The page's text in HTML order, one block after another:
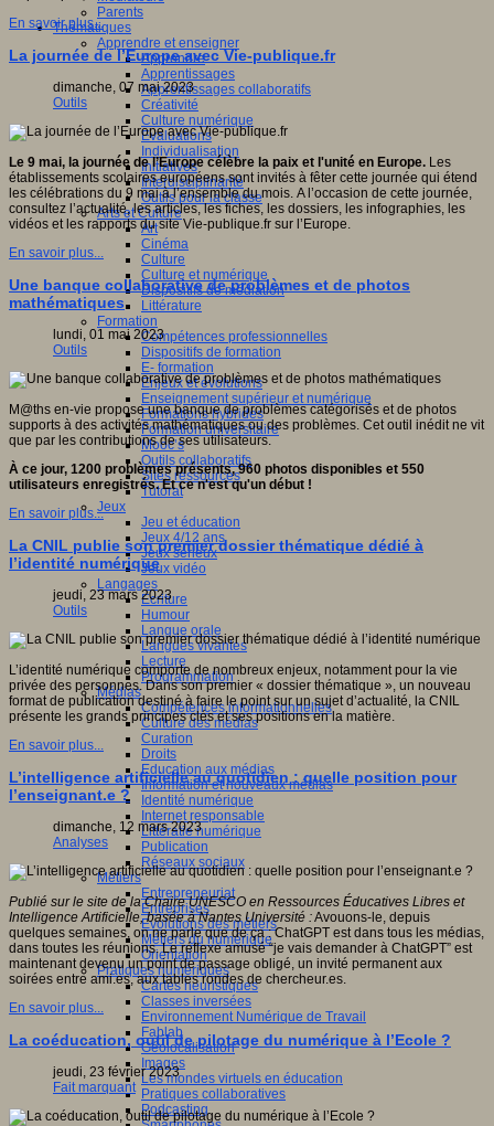
Parents
Thématiques
Apprendre et enseigner
Apprendre
Apprentissages
Apprentissages collaboratifs
Créativité
Culture numérique
Evaluations
Individualisation
Initiatives
Interdisciplinarité
Outils pour la classe
Arts et Culture
Art
Cinéma
Culture
Culture et numérique
Dispositifs de médiation
Littérature
Formation
Compétences professionnelles
Dispositifs de formation
E- formation
Enjeux et évolutions
Enseignement supérieur et numérique
Formations hybrides
Formation universitaire
Mooc’s
Outils collaboratifs
Sites ressources
Tutorat
Jeux
Jeu et éducation
Jeux 4/12 ans
Jeux sérieux
Jeux vidéo
Langages
Ecriture
Humour
Langue orale
Langues vivantes
Lecture
Programmation
Médias
Compétences informationnelles
Culture des médias
Curation
Droits
Education aux médias
Information et nouveaux médias
Identité numérique
Internet responsable
Littératie numérique
Publication
Réseaux sociaux
Métiers
Entrepreneuriat
Entreprises
Evolutions des métiers
Métiers du numérique
Orientation
Pratiques numériques
Cartes heuristiques
Classes inversées
Environnement Numérique de Travail
Fablab
Géolocalisation
Images
Les mondes virtuels en éducation
Pratiques collaboratives
Podcasting
En savoir plus...
La journée de l’Europe avec Vie-publique.fr
dimanche, 07 mai 2023
Outils
Le 9 mai, la journée de l’Europe célèbre la paix et l'unité en Europe. Les
établissements scolaires européens sont invités à fêter cette journée qui étend
les célébrations du 9 mai à l’ensemble du mois. A l’occasion de cette journée,
consultez l’actualité, les articles, les fiches, les dossiers, les infographies, les
vidéos et les rapports du site Vie-publique.fr sur l’Europe.
En savoir plus...
Une banque collaborative de problèmes et de photos
mathématiques
lundi, 01 mai 2023
Outils
M@ths en-vie propose une banque de problèmes catégorisés et de photos
supports à des activités mathématiques ou des problèmes. Cet outil inédit ne vit
que par les contributions de ses utilisateurs.
À ce jour, 1200 problèmes présents, 960 photos disponibles et 550
utilisateurs enregistrés. Et ce n'est qu'un début !
En savoir plus...
La CNIL publie son premier dossier thématique dédié à
l’identité numérique
jeudi, 23 mars 2023
Outils
L’identité numérique comporte de nombreux enjeux, notamment pour la vie
privée des personnes. Dans son premier « dossier thématique », un nouveau
format de publication destiné à faire le point sur un sujet d’actualité, la CNIL
présente les grands principes clés et ses positions en la matière.
En savoir plus...
L’intelligence artificielle au quotidien : quelle position pour
l’enseignant.e ?
dimanche, 12 mars 2023
Analyses
Publié sur le site de la Chaire UNESCO en Ressources Éducatives Libres et
Intelligence Artificielle, basée à Nantes Université :Avouons-le, depuis
quelques semaines, on ne parle que de ça : ChatGPT est dans tous les médias,
dans toutes les réunions. Le réflexe amusé “je vais demander à ChatGPT” est
maintenant devenu un point de passage obligé, un invité permanent aux
soirées entre ami.es, aux tables rondes de chercheur.es.
En savoir plus...
La coéducation, outil de pilotage du numérique à l’Ecole ?
jeudi, 23 février 2023
Fait marquant